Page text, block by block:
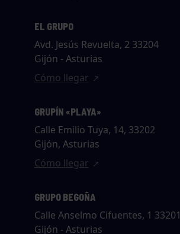
EL GRUPO
Avd. Jesús Revuelta, 2 33204
Gijón - Asturias
Cómo llegar
GRUPÍN «PLAYA»
Calle Emilio Tuya, 14, 33202
Gijón, Asturias
Cómo llegar
GRUPO BEGOÑA
Calle Anselmo Cifuentes, 1 33201
Gijón - Asturias